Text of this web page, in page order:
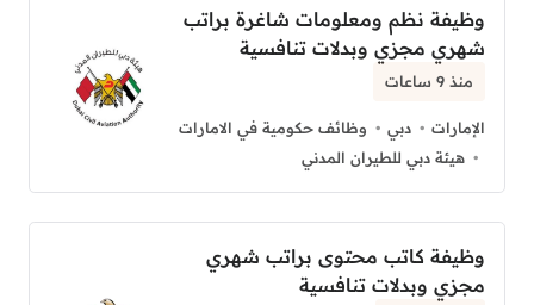
وظيفة نظم ومعلومات شاغرة براتب
شهري مجزي وبدلات تنافسية
منذ 9 ساعات
الإمارات دبي
وظائف حكومية في الامارات
هيئة دبي للطيران المدني
وظيفة كاتب محتوى براتب شهري
مجزي وبدلات تنافسية